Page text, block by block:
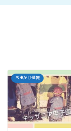
お出かけ情報